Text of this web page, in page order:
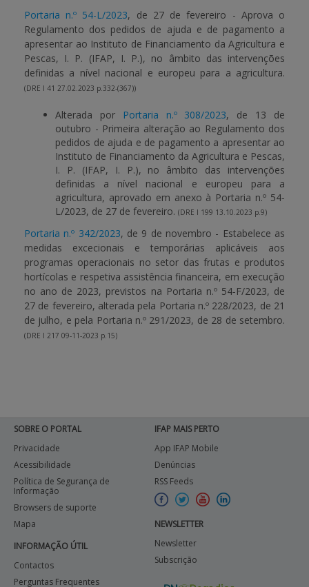
Portaria n.º 54-L/2023, de 27 de fevereiro - Aprova o
Regulamento dos pedidos de ajuda e de pagamento a
apresentar ao Instituto de Financiamento da Agricultura e
Pescas, I. P. (IFAP, I. P.), no âmbito das intervenções
definidas a nível nacional e europeu para a agricultura.
(DRE I 41 27.02.2023 p.332-(367))
Alterada por Portaria n.º 308/2023, de 13 de
outubro - Primeira alteração ao Regulamento dos
pedidos de ajuda e de pagamento a apresentar ao
Instituto de Financiamento da Agricultura e Pescas,
I. P. (IFAP, I. P.), no âmbito das intervenções
definidas a nível nacional e europeu para a
agricultura, aprovado em anexo à Portaria n.º 54-
L/2023, de 27 de fevereiro. (DRE I 199 13.10.2023 p.9)
Portaria n.º 342/2023, de 9 de novembro - Estabelece as
medidas excecionais e temporárias aplicáveis aos
programas operacionais no setor das frutas e produtos
hortícolas e respetiva assistência financeira, em execução
no ano de 2023, previstos na Portaria n.º 54-F/2023, de
27 de fevereiro, alterada pela Portaria n.º 228/2023, de 21
de julho, e pela Portaria n.º 291/2023, de 28 de setembro.
(DRE I 217 09-11-2023 p.15)
SOBRE O PORTAL
Privacidade
Acessibilidade
Política de Segurança de
Informação
Browsers de suporte
Mapa
INFORMAÇÃO ÚTIL
Contactos
Perguntas Frequentes
IFAP MAIS PERTO
App IFAP Mobile
Denúncias
RSS Feeds
NEWSLETTER
Newsletter
Subscrição